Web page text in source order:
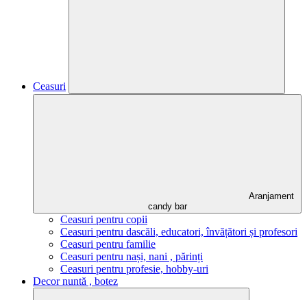
Ceasuri
Aranjament
candy bar
Ceasuri pentru copii
Ceasuri pentru dascăli, educatori, învățători și profesori
Ceasuri pentru familie
Ceasuri pentru nași, nani , părinți
Ceasuri pentru profesie, hobby-uri
Decor nuntă , botez